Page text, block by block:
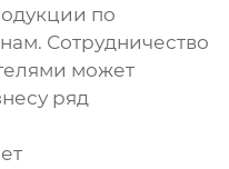
по
Сотрудничество
может
ряд